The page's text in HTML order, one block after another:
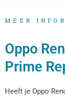
MEER
Oppo
Prime
Heeft je Oppo